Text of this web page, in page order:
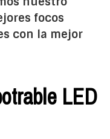
focos
con la mejor
LED